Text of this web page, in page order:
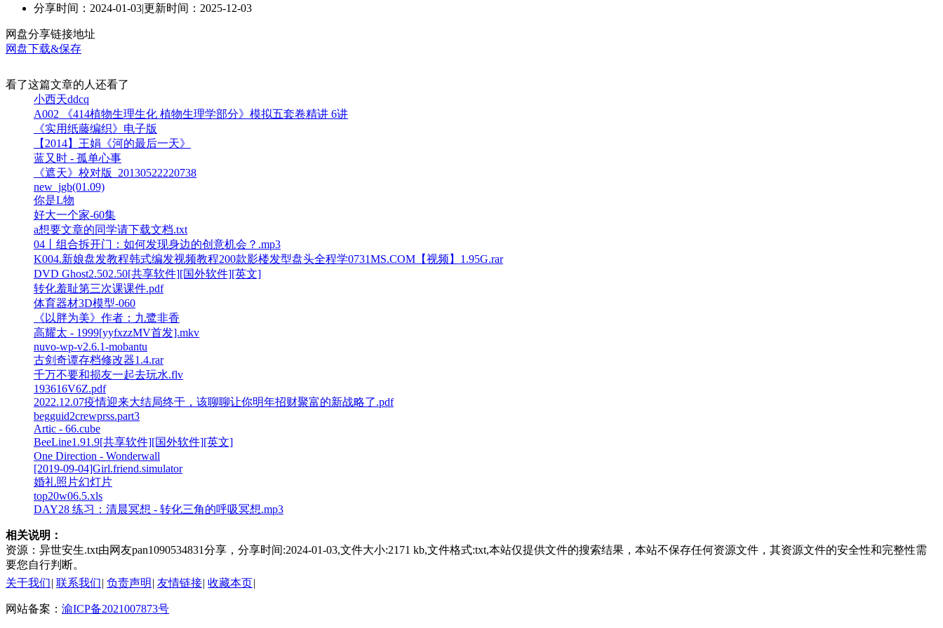
分享时间：2024-01-03|更新时间：2025-12-03
网盘分享链接地址
网盘下载&保存
看了这篇文章的人还看了
小西天ddcq
A002 《414植物生理生化 植物生理学部分》模拟五套卷精讲 6讲
《实用纸藤编织》电子版
【2014】王娟《河的最后一天》
蓝又时 - 孤单心事
《遮天》校对版_20130522220738
new_jgb(01.09)
你是L物
好大一个家-60集
a想要文章的同学请下载文档.txt
04丨组合拆开门：如何发现身边的创意机会？.mp3
K004.新娘盘发教程韩式编发视频教程200款影楼发型盘头全程学0731MS.COM【视频】1.95G.rar
DVD Ghost2.502.50[共享软件][国外软件][英文]
转化羞耻第三次课课件.pdf
体育器材3D模型-060
《以胖为美》作者：九鹭非香
高耀太 - 1999[yyfxzzMV首发].mkv
nuvo-wp-v2.6.1-mobantu
古剑奇谭存档修改器1.4.rar
千万不要和损友一起去玩水.flv
193616V6Z.pdf
2022.12.07疫情迎来大结局终于，该聊聊让你明年招财聚富的新战略了.pdf
begguid2crewprss.part3
Artic - 66.cube
BeeLine1.91.9[共享软件][国外软件][英文]
One Direction - Wonderwall
[2019-09-04]Girl.friend.simulator
婚礼照片幻灯片
top20w06.5.xls
DAY28 练习：清晨冥想 - 转化三角的呼吸冥想.mp3
相关说明：
资源：异世安生.txt由网友pan1090534831分享，分享时间:2024-01-03,文件大小:2171 kb,文件格式:txt,本站仅提供文件的搜索结果，本站不保存任何资源文件，其资源文件的安全性和完整性需
要您自行判断。
关于我们| 联系我们| 负责声明 | 友情链接| 收藏本页|
网站备案： 渝ICP备2021007873号